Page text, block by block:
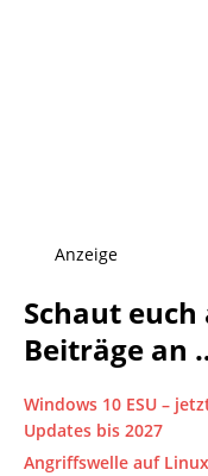
Anzeige
Schaut
Beiträge an
Windows 10 ESU –
Updates bis 2027
Angriffswelle auf